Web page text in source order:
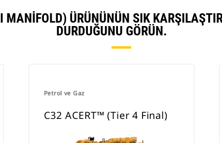
ÜRÜNÜNÜN SIK
DURDUĞUNU GÖRÜN.
Petrol ve Gaz
C32 ACERT™ (Tier 4 Final)